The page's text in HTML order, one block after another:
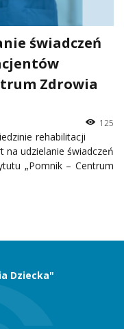
świadczeń
Zdrowia
125
rehabilitacji
na udzielanie świadczeń
„Pomnik – Centrum
Dziecka"